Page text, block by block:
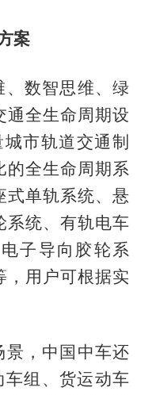
案
、数智思维、绿
通全生命周期设
市轨道交通制
的全生命周期系
式单轨系统、悬
系统、有轨电车
子导向胶轮系
，用户可根据实
景，中国中车还
车组、货运动车